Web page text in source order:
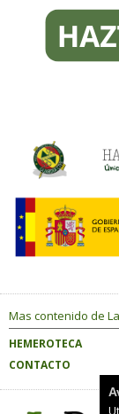
Mas contenido de
HEMEROTECA
CONTACTO